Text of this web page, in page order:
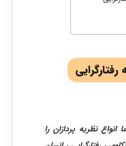
رفتارگرایی
انواع نظریه پردازان را